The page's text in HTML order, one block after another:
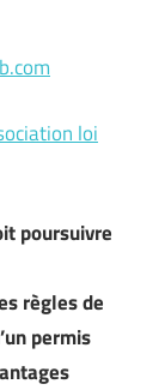
loi
poursuivre
règles de
permis